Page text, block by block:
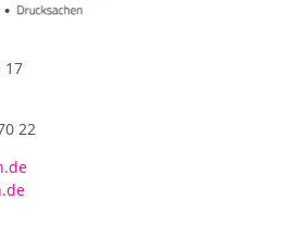
17
22